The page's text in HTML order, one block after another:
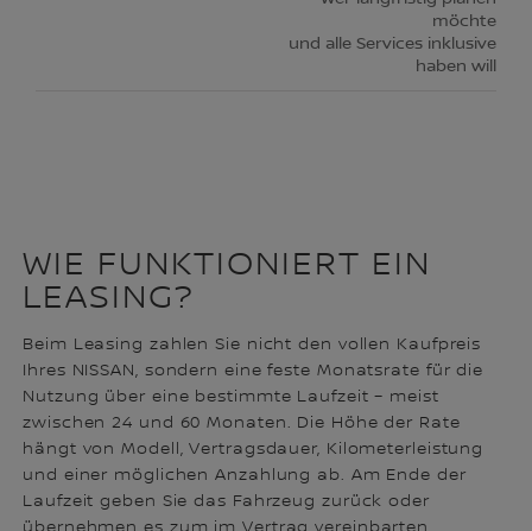
möchte
und alle Services inklusive
haben will
WIE FUNKTIONIERT EIN
LEASING?
Beim Leasing zahlen Sie nicht den vollen Kaufpreis
Ihres NISSAN, sondern eine feste Monatsrate für die
Nutzung über eine bestimmte Laufzeit – meist
zwischen 24 und 60 Monaten. Die Höhe der Rate
hängt von Modell, Vertragsdauer, Kilometerleistung
und einer möglichen Anzahlung ab. Am Ende der
Laufzeit geben Sie das Fahrzeug zurück oder